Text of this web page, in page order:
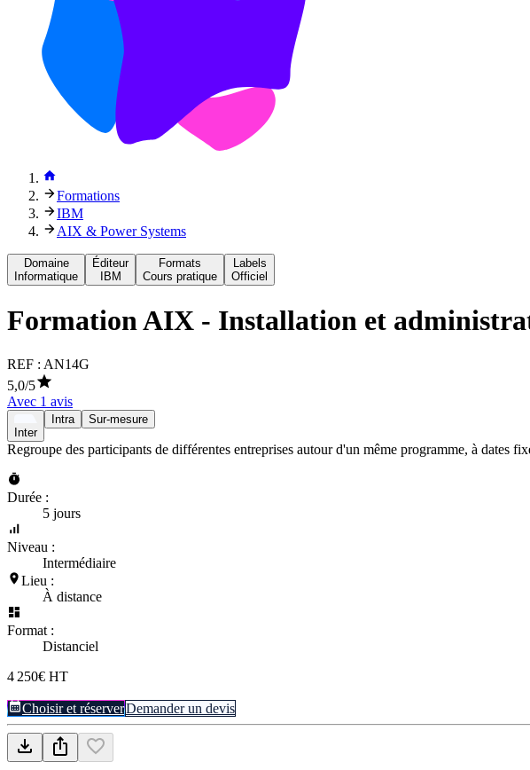
Formations
IBM
AIX & Power Systems
Domaine
Informatique
Éditeur
IBM
Formats
Cours pratique
Labels
Officiel
FormationAIX - Installation et
REF : AN14G
5,0/5
Avec 1 avis
Inter
Intra Sur-mesure
Regroupe des participants de différentes entreprises autour d'un même programme, à dates
Durée :
5 jours
Niveau :
Intermédiaire
Lieu :
À distance
Format :
Distanciel
4 250€ HT
Choisir et réserverDemander un devis